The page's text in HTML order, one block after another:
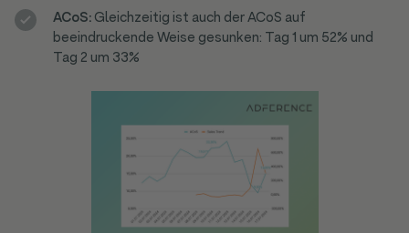
ACoS:Gleichzeitig ist auch der ACoS auf
beeindruckende Weise gesunken: Tag 1 um 52% und
Tag 2 um 33%